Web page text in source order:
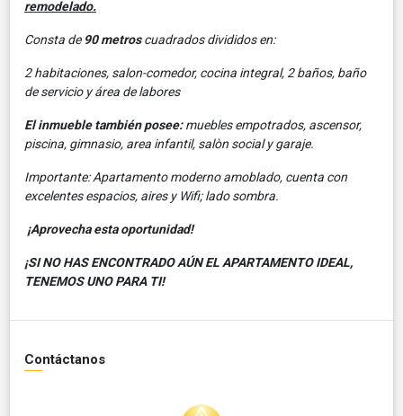
remodelado.
Consta de 90 metroscuadrados divididos en:
2 habitaciones, salon-comedor, cocina integral, 2 baños, baño
de servicio y área de labores
El inmueble también posee:muebles empotrados, ascensor,
piscina, gimnasio, area infantil, salòn social y garaje.
Importante: Apartamento moderno amoblado, cuenta con
excelentes espacios, aires y Wifi; lado sombra.
¡Aprovecha esta oportunidad!
¡SI NO HAS ENCONTRADO AÚN EL APARTAMENTO IDEAL,
TENEMOS UNO PARA TI!
Contáctanos